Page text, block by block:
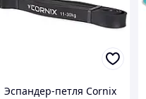
Эспандер-петля Cornix